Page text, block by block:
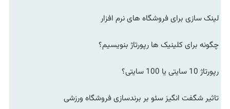
لینک سازی برای فروشگاه های نرم افزار
چگونه برای کلینیک ها رپورتاژ بنویسیم؟
رپورتاژ 10 سایتی یا 100 سایتی؟
تاثیر شگفت انگیز سئو بر برندسازی فروشگاه ورزشی